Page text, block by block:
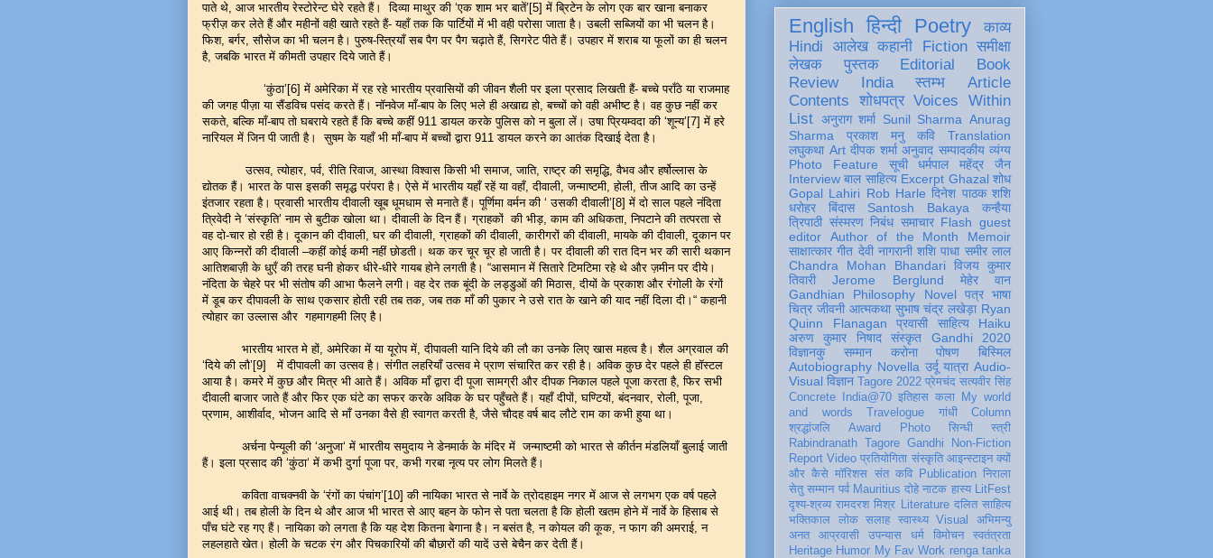
पाते थे, आज भारतीय रेस्टोरेन्ट घेरे रहते हैं। दिव्या माथुर की ‘एक शाम भर बातें’[5] में ब्रिटेन के लोग एक बार खाना बनाकर
फ्रीज़ कर लेते हैं और महीनों वही खाते रहते हैं- यहाँ तक कि पार्टियों में भी वही परोसा जाता है। उबली सब्जियों का भी चलन है।
फिश, बर्गर, सौसेज का भी चलन है। पुरुष-स्त्रियाँ सब पैग पर पैग चढ़ाते हैं, सिगरेट पीते हैं। उपहार में शराब या फूलों का ही चलन
है, जबकि भारत में कीमती उपहार दिये जाते हैं।
‘कुंठा’[6] में अमेरिका में रह रहे भारतीय प्रवासियों की जीवन शैली पर इला प्रसाद लिखती हैं- बच्चे पराँठे या राजमाह
की जगह पीज़ा या सैंडविच पसंद करते हैं। नॉनवेज माँ-बाप के लिए भले ही अखाद्य हो, बच्चों को वही अभीष्ट है। वह कुछ नहीं कर
सकते, बल्कि माँ-बाप तो घबराये रहते हैं कि बच्चे कहीं 911 डायल करके पुलिस को न बुला लें। उषा प्रियम्वदा की ‘शून्य’[7] में हरे
नारियल में जिन पी जाती है। सुषम के यहाँ भी माँ-बाप में बच्चों द्वारा 911 डायल करने का आतंक दिखाई देता है।
उत्सव, त्योहार, पर्व, रीति रिवाज, आस्था विश्वास किसी भी समाज, जाति, राष्ट्र की समृद्धि, वैभव और हर्षोल्लास के
द्योतक हैं। भारत के पास इसकी समृद्ध परंपरा है। ऐसे में भारतीय यहाँ रहें या वहाँ, दीवाली, जन्माष्टमी, होली, तीज आदि का उन्हें
इंतजार रहता है। प्रवासी भारतीय दीवाली खूब धूमधाम से मनाते हैं। पूर्णिमा वर्मन की ‘ उसकी दीवाली’[8] में दो साल पहले नंदिता
त्रिवेदी ने ‘संस्कृति’ नाम से बुटीक खोला था। दीवाली के दिन हैं। ग्राहकों की भीड़, काम की अधिकता, निपटाने की तत्परता से
वह दो-चार हो रही है। दूकान की दीवाली, घर की दीवाली, ग्राहकों की दीवाली, कारीगरों की दीवाली, मायके की दीवाली, दूकान पर
आए किन्नरों की दीवाली –कहीं कोई कमी नहीं छोडती। थक कर चूर चूर हो जाती है। पर दीवाली की रात दिन भर की सारी थकान
आतिशबाज़ी के धुएँ की तरह घनी होकर धीरे-धीरे गायब होने लगती है। “आसमान में सितारे टिमटिमा रहे थे और ज़मीन पर दीये।
नंदिता के चेहरे पर भी संतोष की आभा फैलने लगी। वह देर तक बूंदी के लड्डुओं की मिठास, दीयों के प्रकाश और रंगोली के रंगों
में डूब कर दीपावली के साथ एकसार होती रही तब तक, जब तक माँ की पुकार ने उसे रात के खाने की याद नहीं दिला दी।“ कहानी
त्योहार का उल्लास और गहमागहमी लिए है।
भारतीय भारत मे हों, अमेरिका में या यूरोप में, दीपावली यानि दिये की लौ का उनके लिए खास महत्व है। शैल अग्रवाल की
‘दिये की लौ’[9] में दीपावली का उत्सव है। संगीत लहरियाँ उत्सव मे प्राण संचारित कर रही है। अविक कुछ देर पहले ही हॉस्टल
आया है। कमरे में कुछ और मित्र भी आते हैं। अविक माँ द्वारा दी पूजा सामग्री और दीपक निकाल पहले पूजा करता है, फिर सभी
दीवाली बाजार जाते हैं और फिर एक घंटे का सफर करके अविक के घर पहुँचते हैं। यहाँ दीपों, घण्टियों, बंदनवार, रोली, पूजा,
प्रणाम, आशीर्वाद, भोजन आदि से माँ उनका वैसे ही स्वागत करती है, जैसे चौदह वर्ष बाद लौटे राम का कभी हुया था।
अर्चना पेन्यूली की ‘अनुजा‘ में भारतीय समुदाय ने डेनमार्क के मंदिर में जन्माष्टमी को भारत से कीर्तन मंडलियाँ बुलाई जाती
हैं। इला प्रसाद की ‘कुंठा‘ में कभी दुर्गा पूजा पर, कभी गरबा नृत्य पर लोग मिलते हैं।
कविता वाचक्नवी के ‘रंगों का पंचांग’[10] की नायिका भारत से नार्वे के त्रोदहाइम नगर में आज से लगभग एक वर्ष पहले
आई थी। तब होली के दिन थे और आज भी भारत से आए बहन के फोन से पता चलता है कि होली खतम होने में नार्वे के हिसाब से
पाँच घंटे रह गए हैं। नायिका को लगता है कि यह देश कितना बेगाना है। न बसंत है, न कोयल की कूक, न फाग की अमराई, न
लहलहाते खेत। होली के चटक रंग और पिचकारियों की बौछारों की यादें उसे बेचैन कर देती हैं।
English हिन्दी Poetry
काव्य
Hindi
आलेख कहानी Fiction समीक्षा
लेखक
पुस्तक Editorial
Book
Review
India स्तम्भ
Article
Contents
शोधपत्र Voices Within
List अनुराग शर्मा Sunil Sharma Anurag
Sharma
प्रकाश मनु कवि
Translation
लघुकथा Art दीपक शर्मा अनुवाद सम्पादकीय व्यंग्य
Photo Feature
सूची
धर्मपाल महेंद्र जैन
Interview बाल साहित्य Excerpt Ghazal शोध
Gopal Lahiri Rob Harle दिनेश पाठक शशि
धरोहर
बिंदास Santosh Bakaya
कन्हैया
त्रिपाठी संस्मरण निबंध समाचार Flash guest
editor
Author of the Month
Memoir
साक्षात्कार गीत देवी नागरानी शशि पाधा समीर लाल
Chandra Mohan Bhandari विजय कुमार
तिवारी
Jerome Berglund
मेहेर वान
Gandhian Philosophy
Novel पत्र भाषा
चित्र जीवनी आत्मकथा सुभाष चंद्र लखेड़ा Ryan
Quinn Flanagan
प्रवासी साहित्य
Haiku
अरुण कुमार निषाद
संस्कृत
Gandhi 2020
विज्ञानकु
सम्मान करोना पोषण
बिस्मिल
Autobiography Novella उर्दू यात्रा Audio-
Visual विज्ञान Tagore 2022 प्रेमचंद सत्यवीर सिंह
Concrete
India@70 इतिहास कला
My world
and words
Travelogue गांधी
Column
श्रद्धांजलि
Award Photo सिन्धी
स्त्री
Rabindranath Tagore Gandhi
Non-Fiction
Report Video प्रतियोगिता संस्कृति आइन्स्टाइन क्यों
और कैसे मॉरिशस संत कवि Publication निराला
सेतु सम्मान पर्व Mauritius दोहे नाटक हास्य LitFest
दृश्य-श्रव्य रामदरश मिश्र Literature दलित साहित्य
भक्तिकाल
लोक सलाह स्वास्थ्य Visual
अभिमन्यु
अनत
आप्रवासी उपन्यास धर्म विमोचन
स्वतंत्रता
Heritage Humor My Fav Work renga tanka